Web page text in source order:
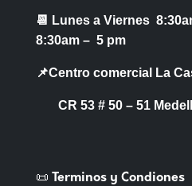
📆 Lunes a Viernes
8:30am – 5 pm
📌Centro comercial La
CR 53 # 50 – 51
📜 Terminos y Condiones